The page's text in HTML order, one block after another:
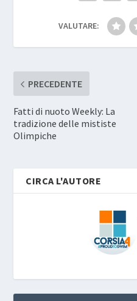
VALUTARE:
PRECEDENTE
Fatti di nuoto Weekly: La
tradizione delle mististe
Olimpiche
CIRCA L'AUTORE